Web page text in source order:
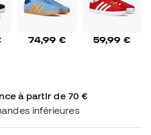
74,99 € 59,99 €
à partir de 70 €
inférieures